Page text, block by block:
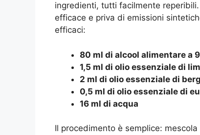
ingredienti, tutti facilmente
efficace e priva di emissioni
efficaci:
80 ml di alcool alimentare a
1,5 ml di olio essenziale di
2 ml di olio essenziale di
0,5 ml di olio essenziale di
16 ml di acqua
Il procedimento è semplice: